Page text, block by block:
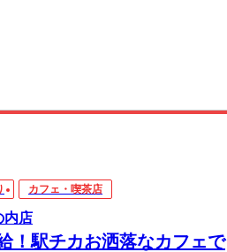
カフェ・喫茶店
内店
！駅チカお洒落なカフェで